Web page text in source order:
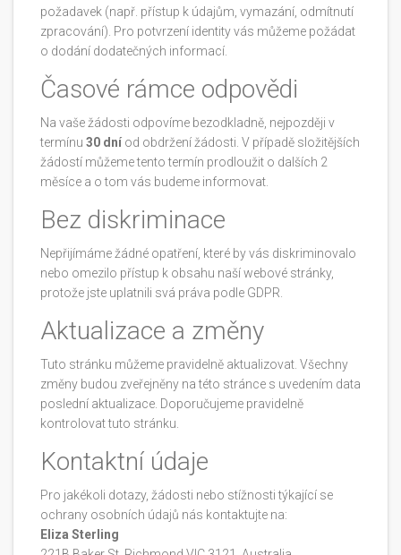
požadavek (např. přístup k údajům, vymazání, odmítnutí
zpracování). Pro potvrzení identity vás můžeme požádat
o dodání dodatečných informací.
Časové rámce odpovědi
Na vaše žádosti odpovíme bezodkladně, nejpozději v
termínu 30 dní od obdržení žádosti. V případě složitějších
žádostí můžeme tento termín prodloužit o dalších 2
měsíce a o tom vás budeme informovat.
Bez diskriminace
Nepřijímáme žádné opatření, které by vás diskriminovalo
nebo omezilo přístup k obsahu naší webové stránky,
protože jste uplatnili svá práva podle GDPR.
Aktualizace a změny
Tuto stránku můžeme pravidelně aktualizovat. Všechny
změny budou zveřejněny na této stránce s uvedením data
poslední aktualizace. Doporučujeme pravidelně
kontrolovat tuto stránku.
Kontaktní údaje
Pro jakékoli dotazy, žádosti nebo stížnosti týkající se
ochrany osobních údajů nás kontaktujte na:
Eliza Sterling